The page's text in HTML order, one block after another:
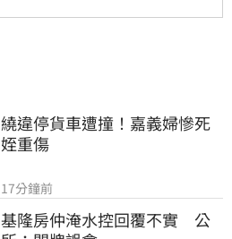
繞違停貨車遭撞！嘉義婦慘死
姪重傷
17分鐘前
基隆房仲淹水控回覆不實　公